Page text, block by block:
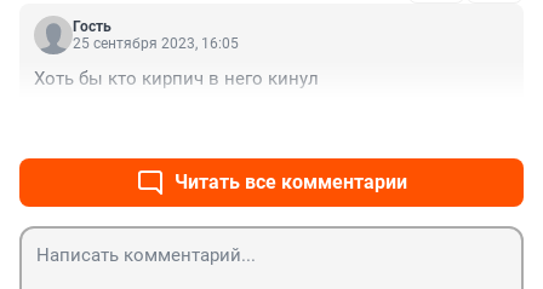
Гость
25 сентября 2023, 16:05
Хоть бы кто кирпич в него кинул
Читать все комментарии